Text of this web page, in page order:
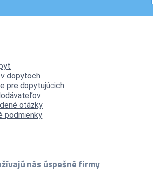
dopytoch
pre dopytujúcich
otázky
podmienky
nás úspešné firmy